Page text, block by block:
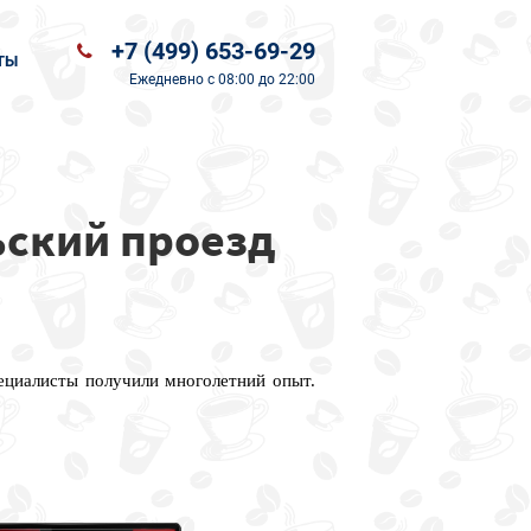
+7 (499) 653-69-29
Ежедневно с 08:00 до 22:00
проезд
получили многолетний опыт.